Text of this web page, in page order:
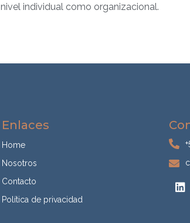
nivel individual como organizacional.
Enlaces
Home
Nosotros
Contacto
Política de privacidad